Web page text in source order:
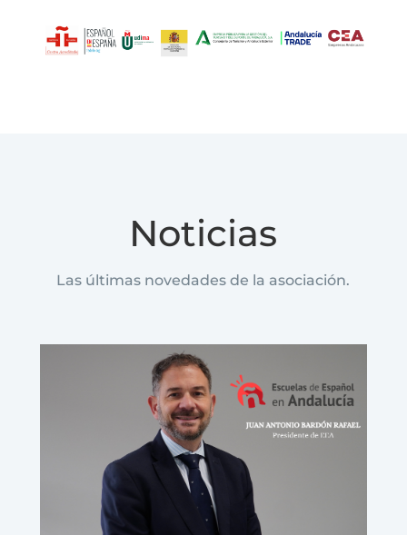
Noticias
Las últimas novedades de la asociación.